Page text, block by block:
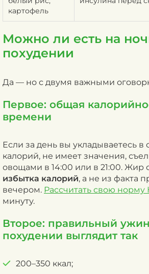
картофель
Можно ли есть на
похудении
Да — но с двумя важными
Первое: общая
времени
Если за день вы укладываетесь
калорий, не имеет значения,
овощами в 14:00 или в 21:00. Жир
избытка калорий, а не из факта
вечером. Рассчитать свою
минуту.
Второе: правильный
похудении выглядит так
200–350 ккал;